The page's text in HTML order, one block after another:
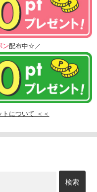
ン配布中☆／
トについて ＜＜